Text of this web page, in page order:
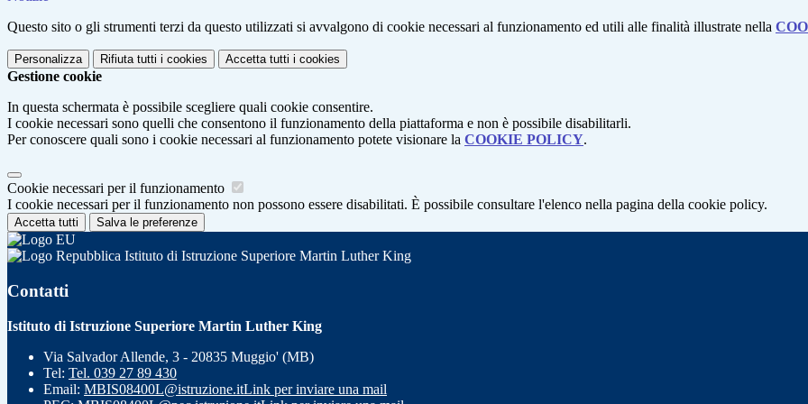
Questo sito o gli strumenti terzi da questo utilizzati si avvalgono di cookie necessari al funzionamento ed utili alle finalità illustrate nella
Personalizza Rifiuta tutti i cookies Accetta tutti i cookies
Gestione cookie
In questa schermata è possibile scegliere quali cookie consentire.
I cookie necessari sono quelli che consentono il funzionamento della piattaforma e non è possibile disabilitarli.
Per conoscere quali sono i cookie necessari al funzionamento potete visionare la COOKIE POLICY.
Cookie necessari per il funzionamento
I cookie necessari per il funzionamento non possono essere disabilitati. È possibile consultare l'elenco nella pagina della cookie policy.
Accetta tutti Salva le preferenze
Istituto di Istruzione Superiore Martin Luther King
Contatti
Istituto di Istruzione Superiore Martin Luther King
Via Salvador Allende, 3 - 20835 Muggio' (MB)
Tel: Tel. 039 27 89 430
Email: MBIS08400L@istruzione.itLink per inviare una mail